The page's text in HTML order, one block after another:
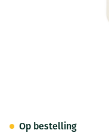
Op bestelling